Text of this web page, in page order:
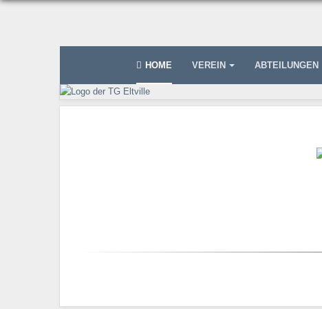
HOME VEREIN ABTEILUNGEN